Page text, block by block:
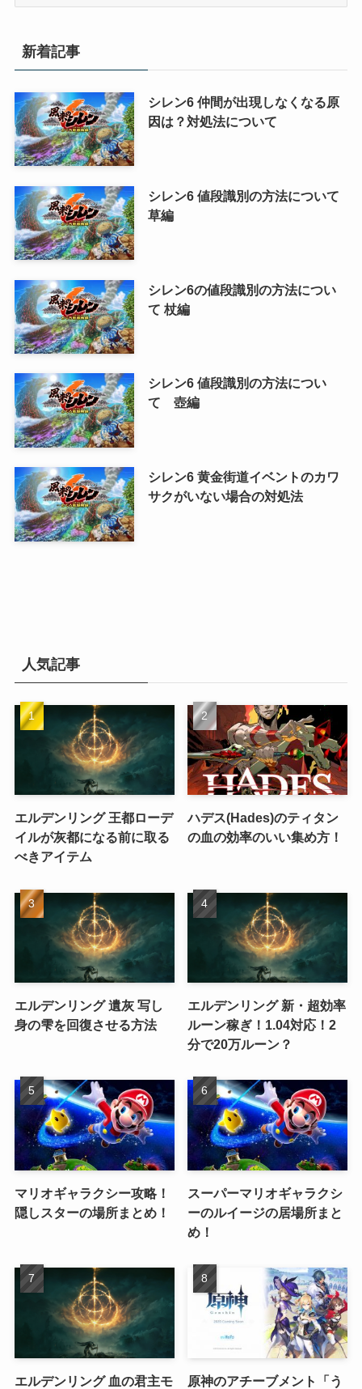
リ
ー
新着記事
シレン6 仲間が出現しなくなる原
因は？対処法について
シレン6 値段識別の方法について
草編
シレン6の値段識別の方法につい
て 杖編
シレン6 値段識別の方法につい
て 壺編
シレン6 黄金街道イベントのカワ
サクがいない場合の対処法
人気記事
エルデンリング 王都ローデ
イルが灰都になる前に取る
べきアイテム
ハデス(Hades)のティタン
の血の効率のいい集め方！
エルデンリング 遺灰 写し
身の雫を回復させる方法
エルデンリング 新・超効率
ルーン稼ぎ！1.04対応！2
分で20万ルーン？
マリオギャラクシー攻略！
隠しスターの場所まとめ！
スーパーマリオギャラクシ
ーのルイージの居場所まと
め！
エルデンリング 血の君主モ
原神のアチーブメント「う